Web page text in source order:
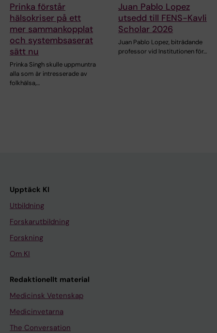
Prinka förstår
hälsokriser på ett
mer sammankopplat
och systembsaserat
sätt nu
Prinka Singh skulle uppmuntra
alla som är intresserade av
folkhälsa,…
Juan Pablo Lopez
utsedd till FENS-Kavli
Scholar 2026
Juan Pablo Lopez, biträdande
professor vid Institutionen för…
Upptäck KI
Utbildning
Forskarutbildning
Forskning
Om KI
Redaktionellt material
Medicinsk Vetenskap
Medicinvetarna
The Conversation